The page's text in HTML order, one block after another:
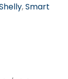
,Smart